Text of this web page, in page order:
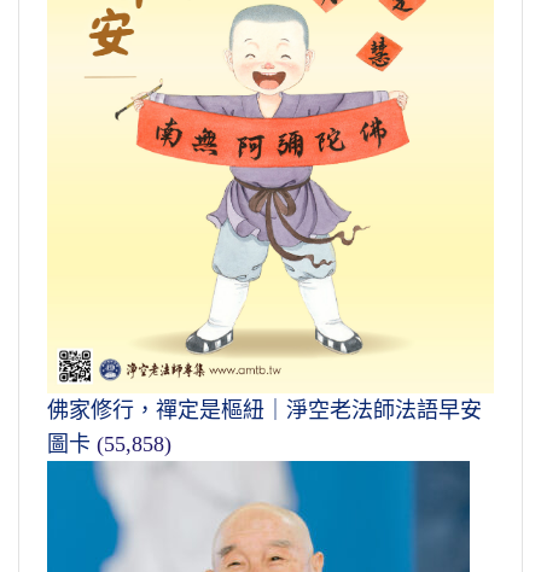
佛家修行，禪定是樞紐｜淨空老法師法語早安
圖卡 (55,858)